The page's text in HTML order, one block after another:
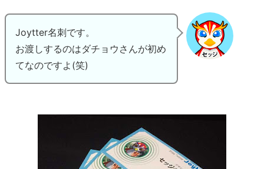
Joytter名刺です。
お渡しするのはダチョウさんが初め
てなのですよ(笑)